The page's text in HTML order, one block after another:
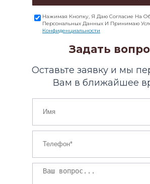
Нажимая Кнопку, Я Даю Согласие На
Персональных Данных И Принимаю
Конфиденциальности
Задать
Оставьте заявку и мы
Вам в ближайшее